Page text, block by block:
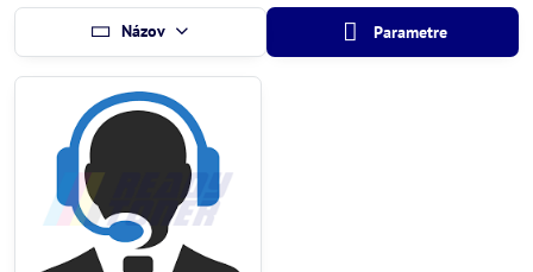
Názov Parametre